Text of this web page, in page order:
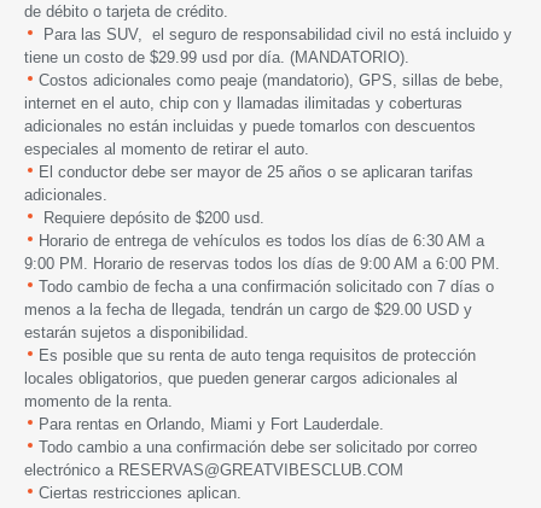
de débito o tarjeta de crédito.
Para las SUV, el seguro de responsabilidad civil no está incluido y
tiene un costo de $29.99 usd por día. (MANDATORIO).
Costos adicionales como peaje (mandatorio), GPS, sillas de bebe,
internet en el auto, chip con y llamadas ilimitadas y coberturas
adicionales no están incluidas y puede tomarlos con descuentos
especiales al momento de retirar el auto.
El conductor debe ser mayor de 25 años o se aplicaran tarifas
adicionales.
Requiere depósito de $200 usd.
Horario de entrega de vehículos es todos los días de 6:30 AM a
9:00 PM. Horario de reservas todos los días de 9:00 AM a 6:00 PM.
Todo cambio de fecha a una confirmación solicitado con 7 días o
menos a la fecha de llegada, tendrán un cargo de $29.00 USD y
estarán sujetos a disponibilidad.
Es posible que su renta de auto tenga requisitos de protección
locales obligatorios, que pueden generar cargos adicionales al
momento de la renta.
Para rentas en Orlando, Miami y Fort Lauderdale.
Todo cambio a una confirmación debe ser solicitado por correo
electrónico a RESERVAS@GREATVIBESCLUB.COM
Ciertas restricciones aplican.